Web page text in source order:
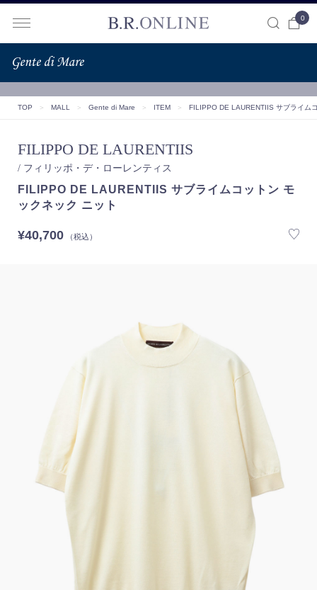
0
TOP ＞ MALL ＞ Gente di Mare ＞ ITEM ＞ FILIPPO DE LAURENTIIS サブライム
FILIPPO DE LAURENTIIS
/ フィリッポ・デ・ローレンティス
FILIPPO DE LAURENTIIS サブライムコットン モ
ックネック ニット
¥40,700（税込）